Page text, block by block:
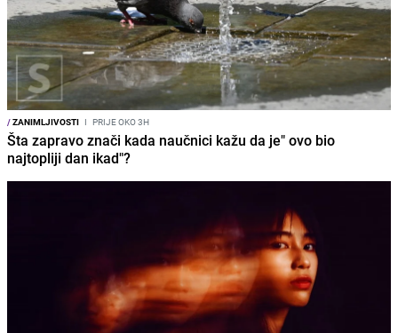
/ZANIMLJIVOSTI I PRIJE OKO 3H
Šta zapravo znači kada naučnici kažu da je" ovo bio
najtopliji dan ikad"?